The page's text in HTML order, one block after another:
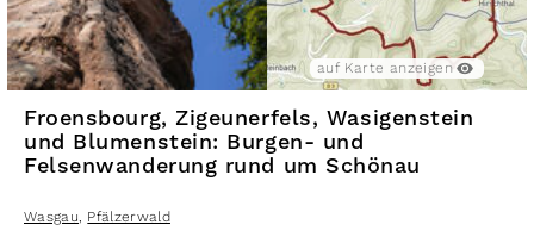
Kilometer lang und weist einen Auf- und Abstieg
von rund 179 Höhenmetern auf.
auf Karte anzeigen
Froensbourg, Zigeunerfels, Wasigenstein
und Blumenstein: Burgen- und
Felsenwanderung rund um Schönau
Wasgau Pfälzerwald